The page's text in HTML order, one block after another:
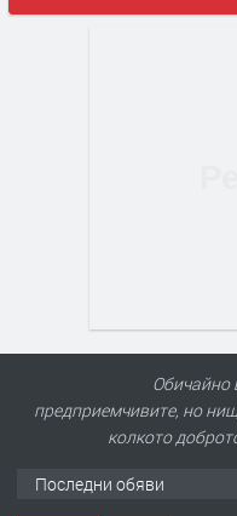
Обичайно
предприемчивите, но
колкото
Последни обяви